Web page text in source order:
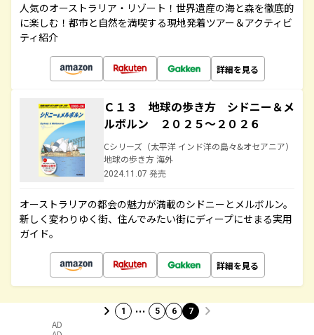
人気のオーストラリア・リゾート！世界遺産の海と森を徹底的
に楽しむ！都市と自然を満喫する現地発着ツアー＆アクティビ
ティ紹介
詳細を見る
Ｃ１３ 地球の歩き方 シドニー＆メ
ルボルン ２０２５～２０２６
Cシリーズ（太平洋 インド洋の島々&オセアニア）
地球の歩き方 海外
2024.11.07 発売
オーストラリアの都会の魅力が満載のシドニーとメルボルン。
新しく変わりゆく街、住んでみたい街にディープにせまる実用
ガイド。
詳細を見る
1 … 5 6 7
AD